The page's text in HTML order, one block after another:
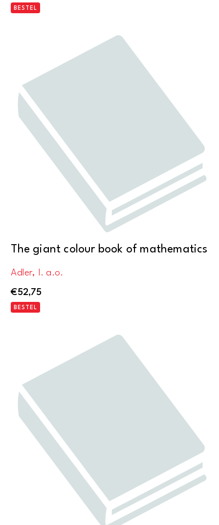
BESTEL
The giant colour book of mathematics
Adler, I. a.o.
€52,75
BESTEL